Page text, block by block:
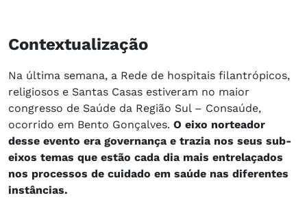
Contextualização
Na última semana, a Rede de hospitais filantrópicos,
religiosos e Santas Casas estiveram no maior
congresso de Saúde da Região Sul – Consaúde,
ocorrido em Bento Gonçalves. O eixo norteador
desse evento era governança e trazia nos seus sub-
eixos temas que estão cada dia mais entrelaçados
nos processos de cuidado em saúde nas diferentes
instâncias.